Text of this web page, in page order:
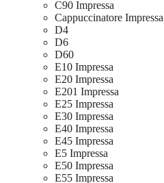
C90 Impressa
Cappuccinatore Impressa
D4
D6
D60
E10 Impressa
E20 Impressa
E201 Impressa
E25 Impressa
E30 Impressa
E40 Impressa
E45 Impressa
E5 Impressa
E50 Impressa
E55 Impressa